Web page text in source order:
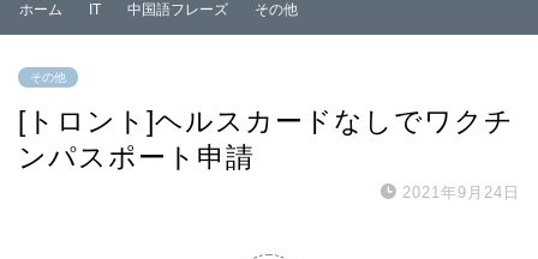
ホーム IT 中国語フレーズ その他
その他
[トロント]ヘルスカードなしでワクチ
ンパスポート申請
2021年9月24日